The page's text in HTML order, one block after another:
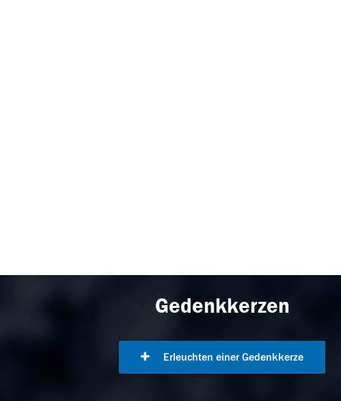
Gedenkkerzen
Erleuchten einer Gedenkkerze